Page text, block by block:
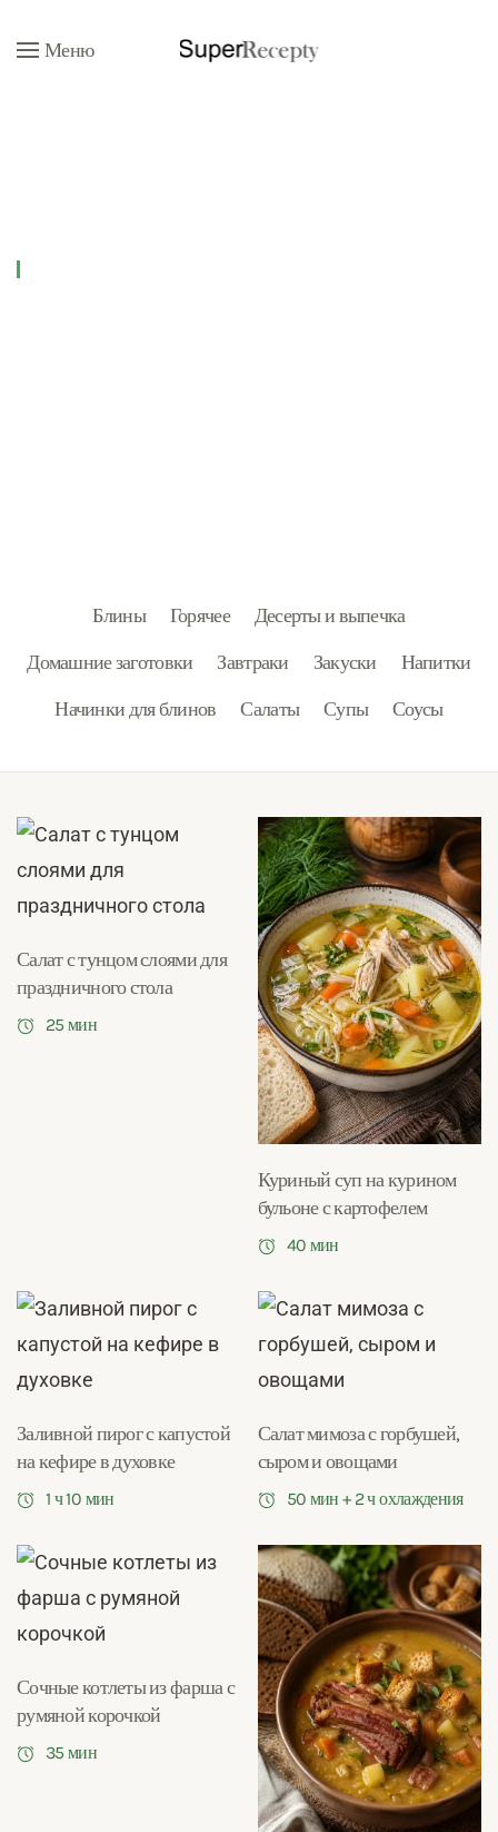
Перейти к содержимому
Меню
Блины Горячее
Десерты и выпечка
Домашние заготовки
Завтраки Закуски
Напитки
Начинки для блинов
Салаты Супы Соусы
Салат с тунцом слоями для
праздничного стола
25 мин
Куриный суп на курином
бульоне с картофелем
40 мин
Заливной пирог с капустой
на кефире в духовке
1 ч 10 мин
Салат мимоза с горбушей,
сыром и овощами
50 мин + 2 ч охлаждения
Сочные котлеты из фарша с
румяной корочкой
35 мин